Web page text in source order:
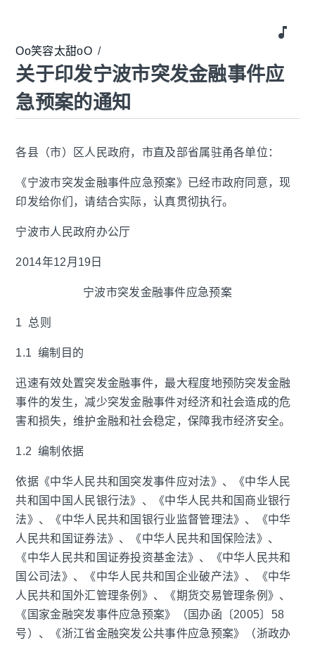
music_note
Oo笑容太甜oO /
关于印发宁波市突发金融事件应
急预案的通知
各县（市）区人民政府，市直及部省属驻甬各单位：
《宁波市突发金融事件应急预案》已经市政府同意，现
印发给你们，请结合实际，认真贯彻执行。
宁波市人民政府办公厅
2014年12月19日
宁波市突发金融事件应急预案
1 总则
1.1 编制目的
迅速有效处置突发金融事件，最大程度地预防突发金融
事件的发生，减少突发金融事件对经济和社会造成的危
害和损失，维护金融和社会稳定，保障我市经济安全。
1.2 编制依据
依据《中华人民共和国突发事件应对法》、《中华人民
共和国中国人民银行法》、《中华人民共和国商业银行
法》、《中华人民共和国银行业监督管理法》、《中华
人民共和国证券法》、《中华人民共和国保险法》、
《中华人民共和国证券投资基金法》、《中华人民共和
国公司法》、《中华人民共和国企业破产法》、《中华
人民共和国外汇管理条例》、《期货交易管理条例》、
《国家金融突发事件应急预案》（国办函〔2005〕58
号）、《浙江省金融突发公共事件应急预案》（浙政办